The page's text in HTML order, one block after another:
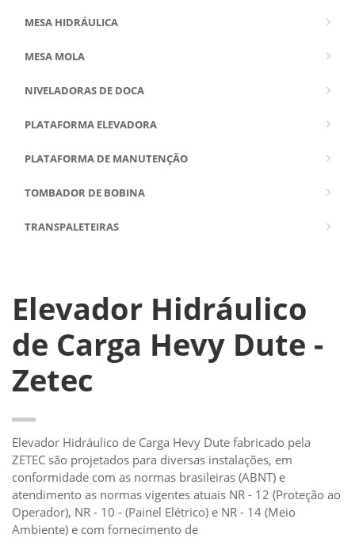
MESA HIDRÁULICA
MESA MOLA
NIVELADORAS DE DOCA
PLATAFORMA ELEVADORA
PLATAFORMA DE MANUTENÇÃO
TOMBADOR DE BOBINA
TRANSPALETEIRAS
Elevador Hidráulico
de Carga Hevy Dute -
Zetec
Elevador Hidráulico de Carga Hevy Dute fabricado pela
ZETEC são projetados para diversas instalações, em
conformidade com as normas brasileiras (ABNT) e
atendimento as normas vigentes atuais NR - 12 (Proteção ao
Operador), NR - 10 - (Painel Elétrico) e NR - 14 (Meio
Ambiente) e com fornecimento de